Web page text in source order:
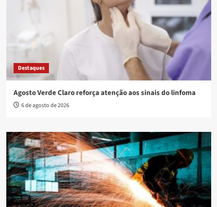
Destaques
Agosto Verde Claro reforça atenção aos sinais do linfoma
6 de agosto de 2026